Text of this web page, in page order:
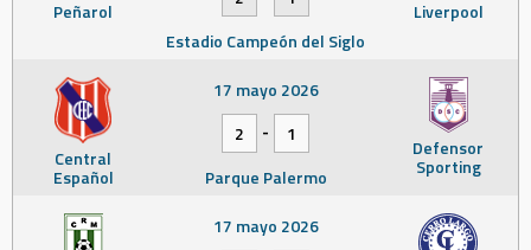
Peñarol Liverpool
Estadio Campeón del Siglo
Central
Español
Defensor
Sporting
17 mayo 2026
2
-
1
Parque Palermo
17 mayo 2026